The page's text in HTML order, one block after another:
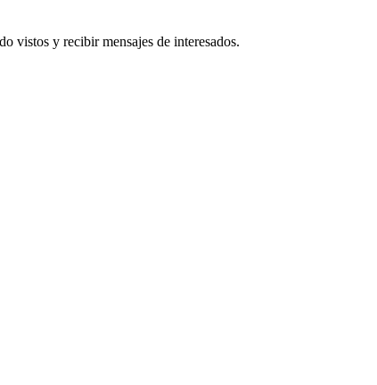
vistos y recibir mensajes de interesados.